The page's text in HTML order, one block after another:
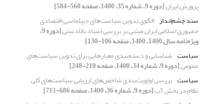
پرورش ایران[دوره 9، شماره 35، 1400، صفحه 560-584]
سند چشم‌انداز الگوی تدوین سیاست‌های دیپلماسی اقتصادی
جمهوری اسلامی ایران مبتنی بر بررسی اسناد بالادستی [دوره 9،
ویژه‌نامه سال 1400، 1400، صفحه 106-130]
سیاست شناسایی و دسته‌بندی معیارهایی برای تدوین سیاست‌های
عمومی[دوره 9، شماره 34، 1400، صفحه 210-248]
سیاست بررسی اولویت‌بندی شاخص‌های ارزیابی سیاست‌های کلی
نظام در بخش آب[دوره 9، شماره 36، 1400، صفحه 686-711]